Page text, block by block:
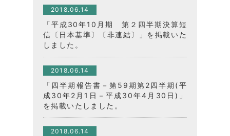
2018.06.14
「平成30年10月期 第２四半期決算短
信〔日本基準〕〔非連結〕」を掲載いた
しました。
2018.06.14
「四半期報告書－第59期第2四半期(平
成30年2月1日－平成30年4月30日)」
を掲載いたしました。
2018.06.14